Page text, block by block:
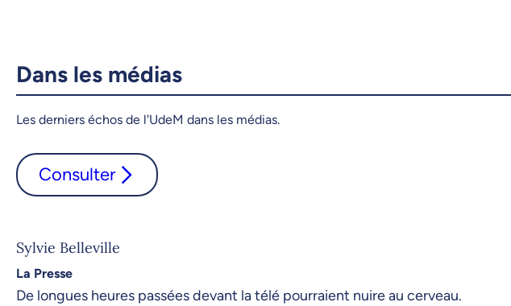
Dans les médias
Les derniers échos de l'UdeM dans les médias.
Consulter
Sylvie Belleville
La Presse
De longues heures passées devant la télé pourraient nuire au cerveau.